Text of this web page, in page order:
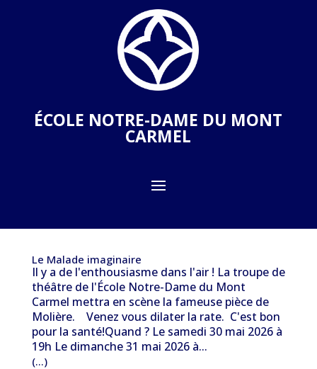
ÉCOLE NOTRE-DAME DU MONT
CARMEL
Le Malade imaginaire
Il y a de l'enthousiasme dans l'air ! La troupe de
théâtre de l'École Notre-Dame du Mont
Carmel mettra en scène la fameuse pièce de
Molière. Venez vous dilater la rate. C'est bon
pour la santé!Quand ? Le samedi 30 mai 2026 à
19h Le dimanche 31 mai 2026 à...
(...)